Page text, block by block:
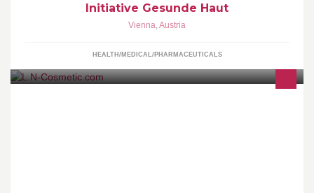
Initiative Gesunde Haut
Vienna,Austria
HEALTH/MEDICAL/PHARMACEUTICALS